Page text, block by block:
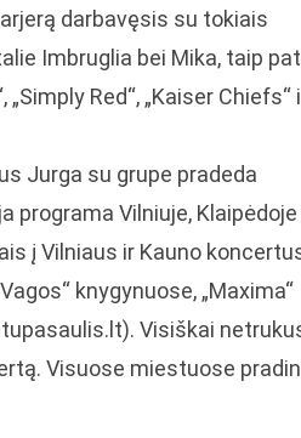
darbavęsis su tokiais
Imbruglia bei Mika, taip
„Simply Red“, „Kaiser Chiefs“
Jurga su grupe pradeda
Vilniuje, Klaipėdoje
į Vilniaus ir Kauno
knygynuose, „Maxima“
Visiškai
Visuose miestuose